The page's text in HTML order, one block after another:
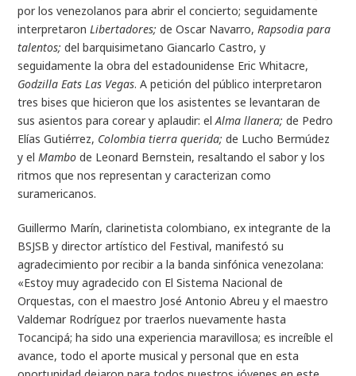
por los venezolanos para abrir el concierto; seguidamente
interpretaronLibertadores; de Oscar Navarro,Rapsodia para
talentos; del barquisimetano Giancarlo Castro, y
seguidamente la obra del estadounidense Eric Whitacre,
Godzilla Eats Las Vegas. A petición del público interpretaron
tres bises que hicieron que los asistentes se levantaran de
sus asientos para corear y aplaudir: elAlma llanera; de Pedro
Elías Gutiérrez, Colombia tierra querida; de Lucho Bermúdez
y elMambo de Leonard Bernstein, resaltando el sabor y los
ritmos que nos representan y caracterizan como
suramericanos.
Guillermo Marín, clarinetista colombiano, ex integrante de la
BSJSB y director artístico del Festival, manifestó su
agradecimiento por recibir a la banda sinfónica venezolana:
«Estoy muy agradecido con El Sistema Nacional de
Orquestas, con el maestro José Antonio Abreu y el maestro
Valdemar Rodríguez por traerlos nuevamente hasta
Tocancipá; ha sido una experiencia maravillosa; es increíble el
avance, todo el aporte musical y personal que en esta